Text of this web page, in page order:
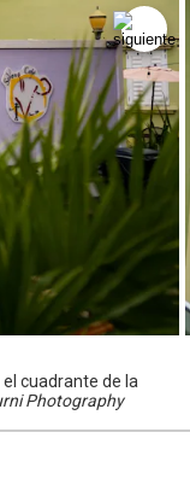
cuadrante de la
Photography